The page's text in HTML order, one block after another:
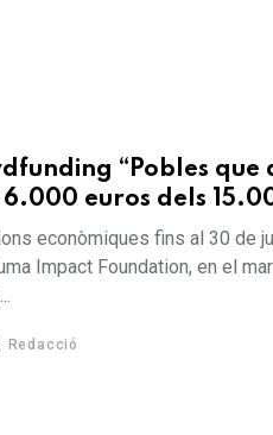
“Pobles que
euros dels
econòmiques fins al 30 de
Impact Foundation, en el
Redacció